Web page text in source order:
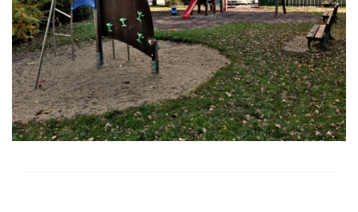
Cosuri de gunoi
Panouri pentru informare/Marcaje
Foisoare si pergole
Rastel Biciclete
Banci